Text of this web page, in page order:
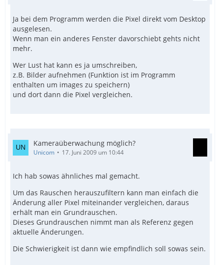
Ja bei dem Programm werden die Pixel direkt vom Desktop
ausgelesen.
Wenn man ein anderes Fenster davorschiebt gehts nicht
mehr.
Wer Lust hat kann es ja umschreiben,
z.B. Bilder aufnehmen (Funktion ist im Programm
enthalten um images zu speichern)
und dort dann die Pixel vergleichen.
Kameraüberwachung möglich?
Unicom 17. Juni 2009 um 10:44
Ich hab sowas ähnliches mal gemacht.
Um das Rauschen herauszufiltern kann man einfach die
Änderung aller Pixel miteinander vergleichen, daraus
erhält man ein Grundrauschen.
Dieses Grundrauschen nimmt man als Referenz gegen
aktuelle Änderungen.
Die Schwierigkeit ist dann wie empfindlich soll sowas sein.